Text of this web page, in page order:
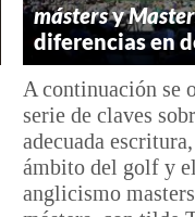
mástersy
diferencias en
A continuación se
serie de claves
adecuada
ámbito del golf y
anglicismo